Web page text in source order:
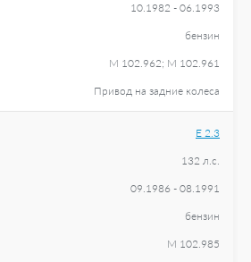
10.1982 - 06.1993
бензин
M 102.962; M 102.961
Привод на задние колеса
E 2.3
132 л.с.
09.1986 - 08.1991
бензин
M 102.985